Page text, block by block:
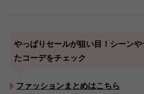
やっぱりセールが狙い目！シーン
たコーデをチェック
ファッションまとめはこちら